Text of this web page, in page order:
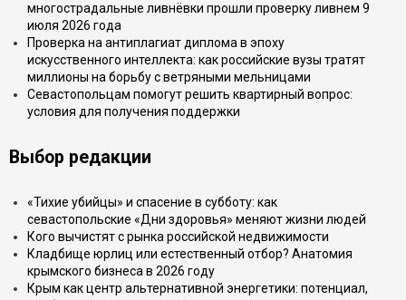
многострадальные ливнёвки прошли проверку ливнем 9
июля 2026 года
Проверка на антиплагиат диплома в эпоху
искусственного интеллекта: как российские вузы тратят
миллионы на борьбу с ветряными мельницами
Севастопольцам помогут решить квартирный вопрос:
условия для получения поддержки
Выбор редакции
«Тихие убийцы» и спасение в субботу: как
севастопольские «Дни здоровья» меняют жизни людей
Кого вычистят с рынка российской недвижимости
Кладбище юрлиц или естественный отбор? Анатомия
крымского бизнеса в 2026 году
Крым как центр альтернативной энергетики: потенциал,